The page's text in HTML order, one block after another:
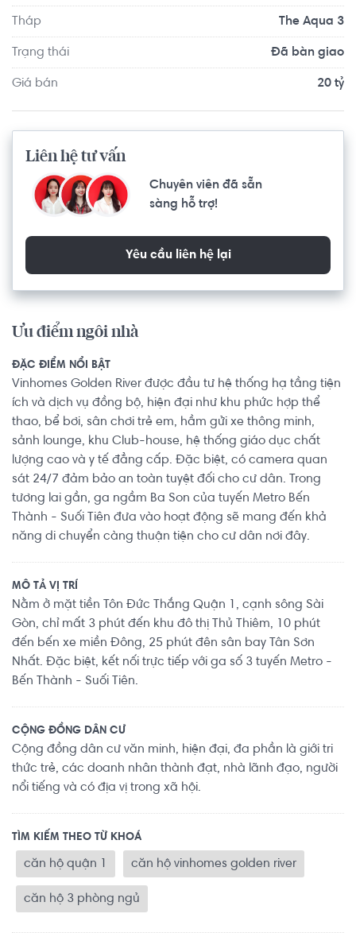
Tháp The Aqua 3
Trạng thái Đã bàn giao
Giá bán 20 tỷ
Liên hệ tư vấn
Chuyên viên đã sẵn
sàng hỗ trợ!
Yêu cầu liên hệ lại
Ưu điểm ngôi nhà
ĐẶC ĐIỂM NỔI BẬT
Vinhomes Golden River được đầu tư hệ thống hạ tầng tiện
ích và dịch vụ đồng bộ, hiện đại như khu phức hợp thể
thao, bể bơi, sân chơi trẻ em, hầm gửi xe thông minh,
sảnh lounge, khu Club-house, hệ thống giáo dục chất
lượng cao và y tế đẳng cấp. Đặc biệt, có camera quan
sát 24/7 đảm bảo an toàn tuyệt đối cho cư dân. Trong
tương lai gần, ga ngầm Ba Son của tuyến Metro Bến
Thành - Suối Tiên đưa vào hoạt động sẽ mang đến khả
năng di chuyển càng thuận tiện cho cư dân nơi đây.
MÔ TẢ VỊ TRÍ
Nằm ở mặt tiền Tôn Đức Thắng Quận 1, cạnh sông Sài
Gòn, chỉ mất 3 phút đến khu đô thị Thủ Thiêm, 10 phút
đến bến xe miền Đông, 25 phút đên sân bay Tân Sơn
Nhất. Đặc biệt, kết nối trực tiếp với ga số 3 tuyến Metro -
Bến Thành - Suối Tiên.
CỘNG ĐỒNG DÂN CƯ
Cộng đồng dân cư văn minh, hiện đại, đa phần là giới tri
thức trẻ, các doanh nhân thành đạt, nhà lãnh đạo, người
nổi tiếng và có địa vị trong xã hội.
TÌM KIẾM THEO TỪ KHOÁ
căn hộ quận 1 căn hộ vinhomes golden river
căn hộ 3 phòng ngủ